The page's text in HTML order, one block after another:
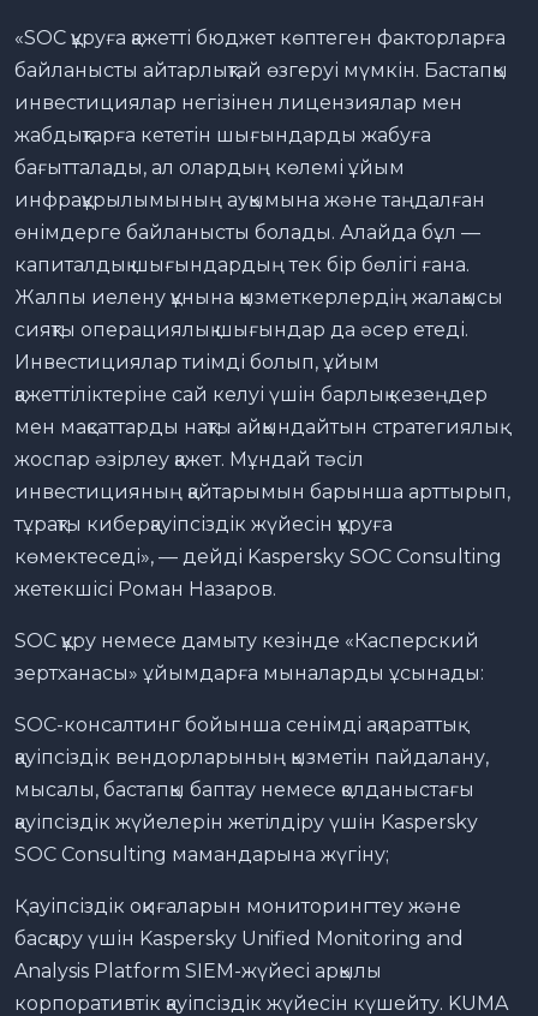
«SOC құруға қажетті бюджет көптеген факторларға
байланысты айтарлықтай өзгеруі мүмкін. Бастапқы
инвестициялар негізінен лицензиялар мен
жабдықтарға кететін шығындарды жабуға
бағытталады, ал олардың көлемі ұйым
инфрақұрылымының ауқымына және таңдалған
өнімдерге байланысты болады. Алайда бұл —
капиталдық шығындардың тек бір бөлігі ғана.
Жалпы иелену құнына қызметкерлердің жалақысы
сияқты операциялық шығындар да әсер етеді.
Инвестициялар тиімді болып, ұйым
қажеттіліктеріне сай келуі үшін барлық кезеңдер
мен мақсаттарды нақты айқындайтын стратегиялық
жоспар әзірлеу қажет. Мұндай тәсіл
инвестицияның қайтарымын барынша арттырып,
тұрақты киберқауіпсіздік жүйесін құруға
көмектеседі», — дейді Kaspersky SOC Consulting
жетекшісі Роман Назаров.
SOC құру немесе дамыту кезінде «Касперский
зертханасы» ұйымдарға мыналарды ұсынады:
SOC-консалтинг бойынша сенімді ақпараттық
қауіпсіздік вендорларының қызметін пайдалану,
мысалы, бастапқы баптау немесе қолданыстағы
қауіпсіздік жүйелерін жетілдіру үшін Kaspersky
SOC Consulting мамандарына жүгіну;
Қауіпсіздік оқиғаларын мониторингтеу және
басқару үшін Kaspersky Unified Monitoring and
Analysis Platform SIEM-жүйесі арқылы
корпоративтік қауіпсіздік жүйесін күшейту. KUMA